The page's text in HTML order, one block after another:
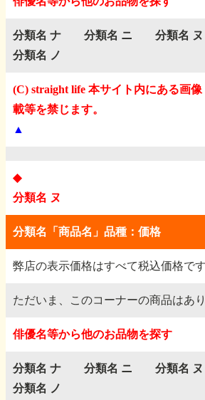
分類名 ナ 分類名 ニ 分類名 ヌ
分類名 ノ
(C) straight life 本サイト内にある画
載等を禁じます。
▲
◆
分類名 ヌ
分類名「商品名」品種：価格
弊店の表示価格はすべて税込価格です
ただいま、このコーナーの商品はあり
俳優名等から他のお品物を探す
分類名 ナ 分類名 ニ 分類名 ヌ
分類名 ノ